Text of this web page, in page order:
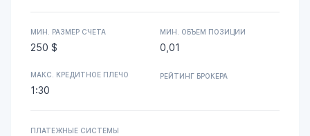
МИН. РАЗМЕР СЧЕТА
250 $
МИН. ОБЪЕМ ПОЗИЦИИ
0,01
МАКС. КРЕДИТНОЕ ПЛЕЧО
1:30
РЕЙТИНГ БРОКЕРА
ПЛАТЕЖНЫЕ СИСТЕМЫ